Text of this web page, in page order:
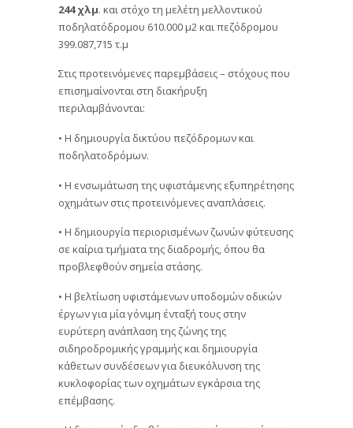
244 χλμ. και στόχο τη μελέτη μελλοντικού
ποδηλατόδρομου 610.000 μ2 και πεζόδρομου
399.087,715 τ.μ
Στις προτεινόμενες παρεμβάσεις – στόχους που
επισημαίνονται στη διακήρυξη
περιλαμβάνονται:
• Η δημιουργία δικτύου πεζόδρομων και
ποδηλατοδρόμων.
• Η ενσωμάτωση της υφιστάμενης εξυπηρέτησης
οχημάτων στις προτεινόμενες αναπλάσεις.
• Η δημιουργία περιορισμένων ζωνών φύτευσης
σε καίρια τμήματα της διαδρομής, όπου θα
προβλεφθούν σημεία στάσης.
• Η βελτίωση υφιστάμενων υποδομών οδικών
έργων για μία γόνιμη ένταξή τους στην
ευρύτερη ανάπλαση της ζώνης της
σιδηροδρομικής γραμμής και δημιουργία
κάθετων συνδέσεων για διευκόλυνση της
κυκλοφορίας των οχημάτων εγκάρσια της
επέμβασης.